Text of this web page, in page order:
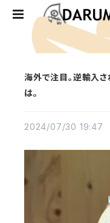
海外で注目。逆輸入
は。
2024/07/30 19:47